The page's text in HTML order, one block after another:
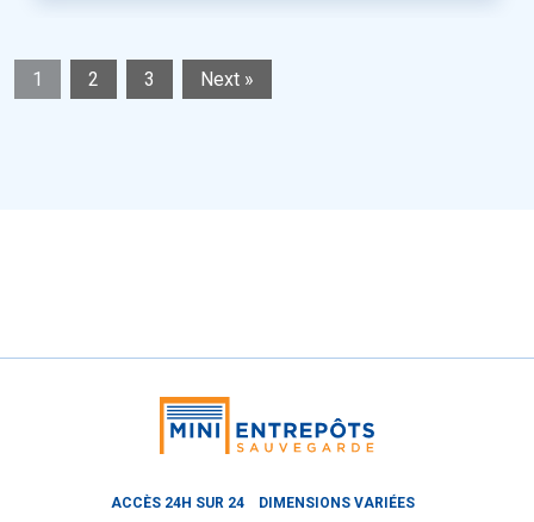
1 2 3 Next »
ACCÈS 24H SUR 24 DIMENSIONS VARIÉES